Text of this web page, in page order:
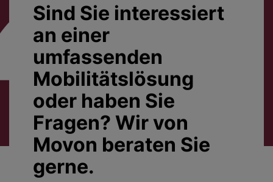
Sind Sie interessiert
an einer
umfassenden
Mobilitätslösung
oder haben Sie
Fragen? Wir von
Movon beraten Sie
gerne.